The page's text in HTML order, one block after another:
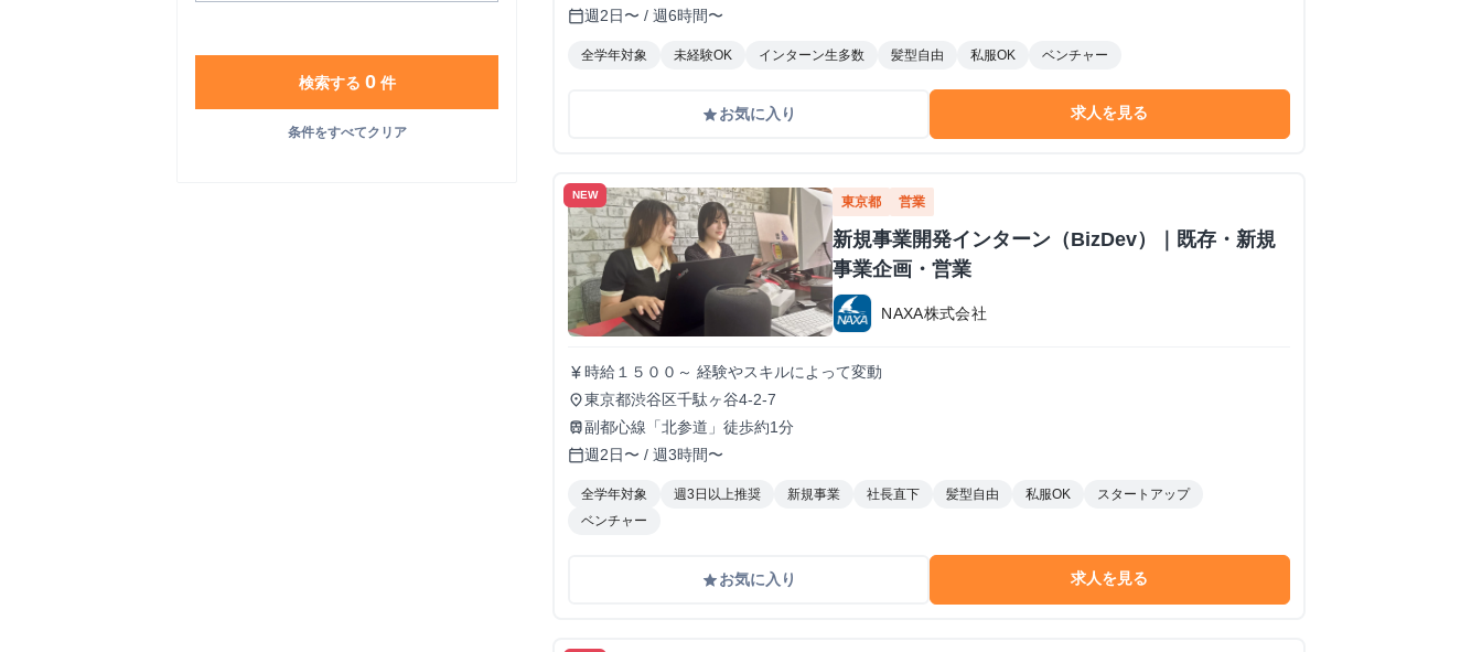
検索する 0件
条件をすべてクリア
calendar_today週2日〜 / 週6時間〜
全学年対象 未経験OK インターン生多数 髪型自由 私服OK ベンチャー
gradeお気に入り 求人を見る
NEW 東京都 営業
新規事業開発インターン（BizDev）｜既存・新規
事業企画・営業
NAXA株式会社
currency_yen時給１５００～ 経験やスキルによって変動
place東京都渋谷区千駄ヶ谷4-2-7
train副都心線「北参道」徒歩約1分
calendar_today週2日〜 / 週3時間〜
全学年対象 週3日以上推奨 新規事業 社長直下 髪型自由 私服OK
スタートアップ
ベンチャー
gradeお気に入り 求人を見る